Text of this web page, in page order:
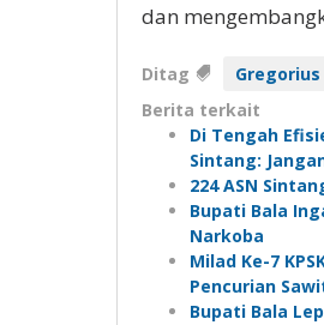
dan
Ditag
Berita terkait
Di Tengah
Sintang:
224 ASN
Bupati Bala
Narkoba
Milad Ke-7
Pencurian
Bupati Bala